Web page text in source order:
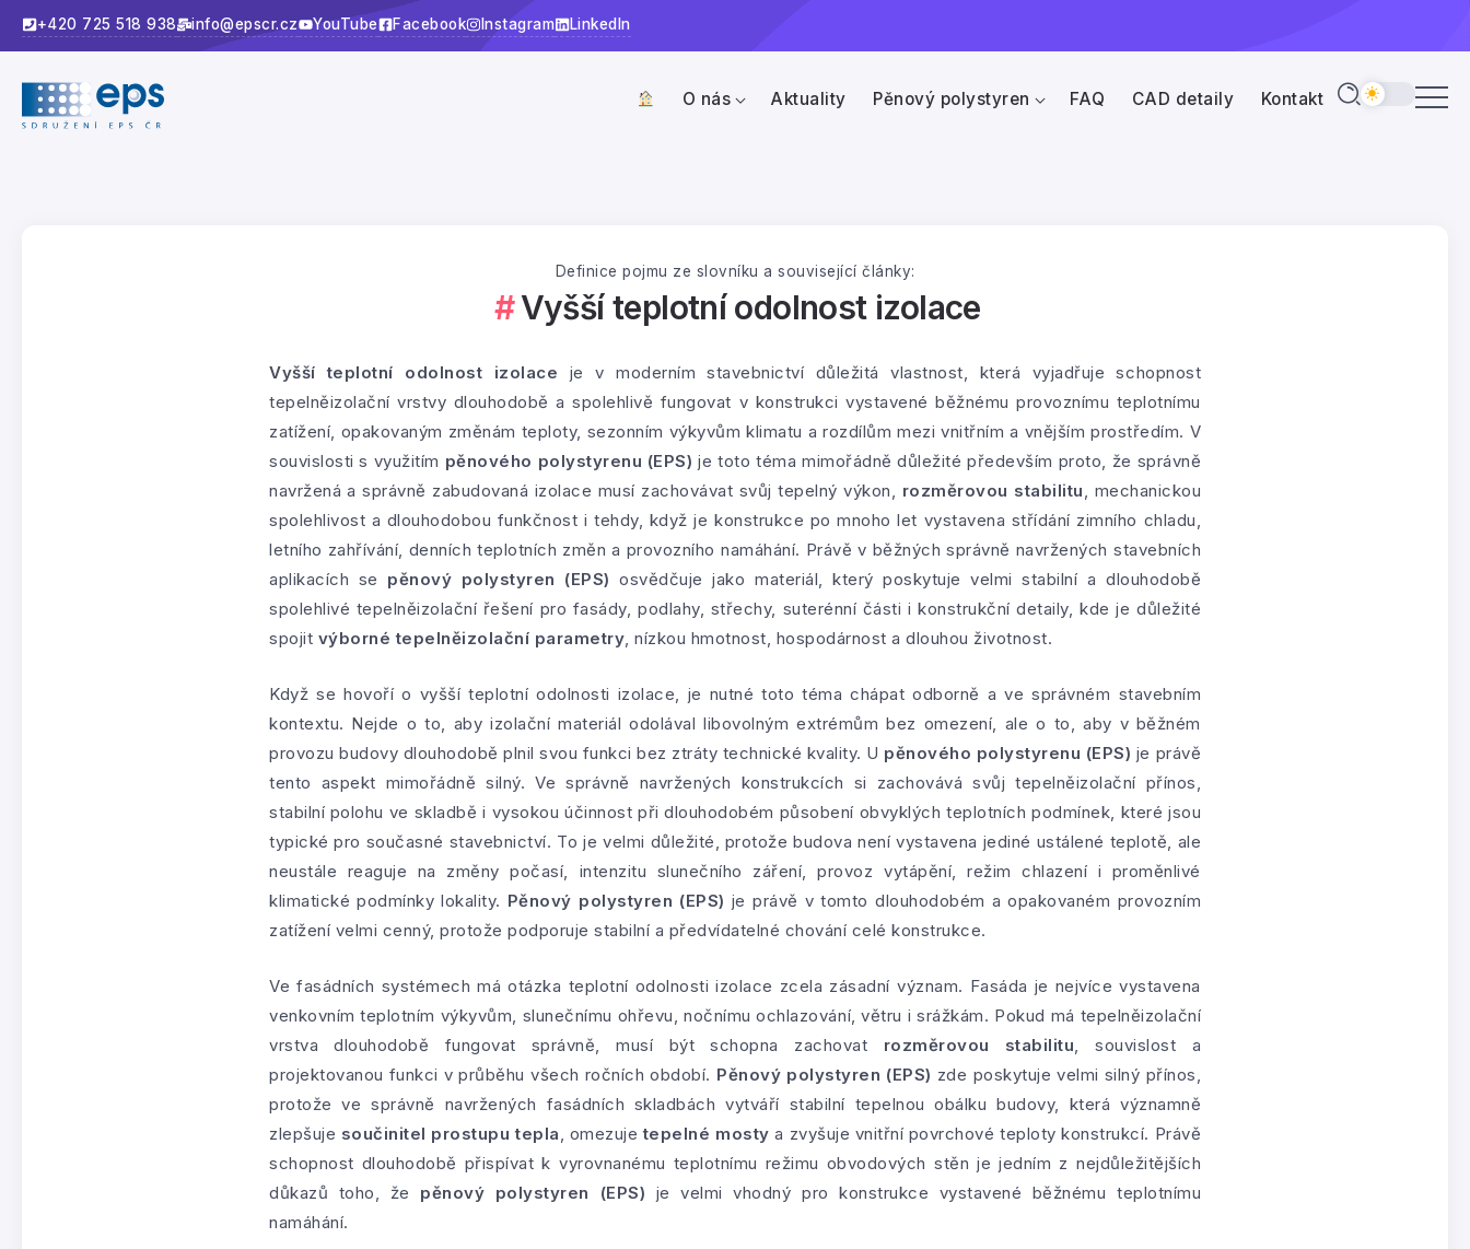
+420 725 518 938 info@epscr.cz YouTube Facebook Instagram LinkedIn
O nás Aktuality Pěnový polystyren FAQ CAD detaily Kontakt
Definice pojmu ze slovníku a související články:
Vyšší teplotní odolnost izolace
Vyšší teplotní odolnost izolace je v moderním stavebnictví důležitá vlastnost, která vyjadřuje schopnost
tepelněizolační vrstvy dlouhodobě a spolehlivě fungovat v konstrukci vystavené běžnému provoznímu teplotnímu
zatížení, opakovaným změnám teploty, sezonním výkyvům klimatu a rozdílům mezi vnitřním a vnějším prostředím. V
souvislosti s využitím pěnového polystyrenu (EPS) je toto téma mimořádně důležité především proto, že správně
navržená a správně zabudovaná izolace musí zachovávat svůj tepelný výkon, rozměrovou stabilitu, mechanickou
spolehlivost a dlouhodobou funkčnost i tehdy, když je konstrukce po mnoho let vystavena střídání zimního chladu,
letního zahřívání, denních teplotních změn a provozního namáhání. Právě v běžných správně navržených stavebních
aplikacích se pěnový polystyren (EPS) osvědčuje jako materiál, který poskytuje velmi stabilní a dlouhodobě
spolehlivé tepelněizolační řešení pro fasády, podlahy, střechy, suterénní části i konstrukční detaily, kde je důležité
spojit výborné tepelněizolační parametry, nízkou hmotnost, hospodárnost a dlouhou životnost.
Když se hovoří o vyšší teplotní odolnosti izolace, je nutné toto téma chápat odborně a ve správném stavebním
kontextu. Nejde o to, aby izolační materiál odolával libovolným extrémům bez omezení, ale o to, aby v běžném
provozu budovy dlouhodobě plnil svou funkci bez ztráty technické kvality. U pěnového polystyrenu (EPS) je právě
tento aspekt mimořádně silný. Ve správně navržených konstrukcích si zachovává svůj tepelněizolační přínos,
stabilní polohu ve skladbě i vysokou účinnost při dlouhodobém působení obvyklých teplotních podmínek, které jsou
typické pro současné stavebnictví. To je velmi důležité, protože budova není vystavena jediné ustálené teplotě, ale
neustále reaguje na změny počasí, intenzitu slunečního záření, provoz vytápění, režim chlazení i proměnlivé
klimatické podmínky lokality. Pěnový polystyren (EPS) je právě v tomto dlouhodobém a opakovaném provozním
zatížení velmi cenný, protože podporuje stabilní a předvídatelné chování celé konstrukce.
Ve fasádních systémech má otázka teplotní odolnosti izolace zcela zásadní význam. Fasáda je nejvíce vystavena
venkovním teplotním výkyvům, slunečnímu ohřevu, nočnímu ochlazování, větru i srážkám. Pokud má tepelněizolační
vrstva dlouhodobě fungovat správně, musí být schopna zachovat rozměrovou stabilitu, souvislost a
projektovanou funkci v průběhu všech ročních období. Pěnový polystyren (EPS) zde poskytuje velmi silný přínos,
protože ve správně navržených fasádních skladbách vytváří stabilní tepelnou obálku budovy, která významně
zlepšuje součinitel prostupu tepla, omezujetepelné mosty a zvyšuje vnitřní povrchové teploty konstrukcí. Právě
schopnost dlouhodobě přispívat k vyrovnanému teplotnímu režimu obvodových stěn je jedním z nejdůležitějších
důkazů toho, že pěnový polystyren (EPS) je velmi vhodný pro konstrukce vystavené běžnému teplotnímu
namáhání.